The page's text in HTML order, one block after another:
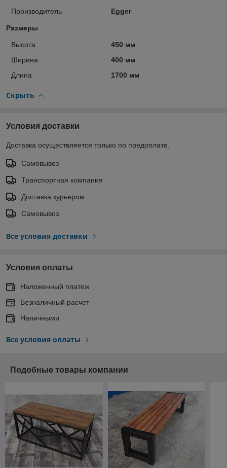
Производитель Egger
Размеры
Высота
450 мм
Ширина
400 мм
Длина
1700 мм
Скрыть
Условия доставки
Доставка осуществляется только по предоплате.
Самовывоз
Транспортная компания
Доставка курьером
Самовывоз
Все условия доставки
Условия оплаты
Наложенный платеж
Безналичный расчет
Наличными
Все условия оплаты
Подобные товары компании